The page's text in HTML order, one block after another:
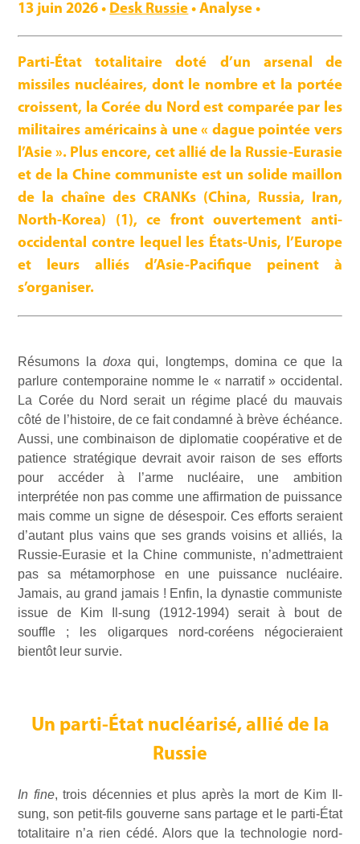
13 juin 2026 • Desk Russie • Analyse •
Parti-État totalitaire doté d’un arsenal de
missiles nucléaires, dont le nombre et la portée
croissent, la Corée du Nord est comparée par les
militaires américains à une « dague pointée vers
l’Asie ». Plus encore, cet allié de la Russie-Eurasie
et de la Chine communiste est un solide maillon
de la chaîne des CRANKs (China, Russia, Iran,
North-Korea) (1), ce front ouvertement anti-
occidental contre lequel les États-Unis, l’Europe
et leurs alliés d’Asie-Pacifique peinent à
s’organiser.
Résumons ladoxa qui, longtemps, domina ce que la
parlure contemporaine nomme le « narratif » occidental.
La Corée du Nord serait un régime placé du mauvais
côté de l’histoire, de ce fait condamné à brève échéance.
Aussi, une combinaison de diplomatie coopérative et de
patience stratégique devrait avoir raison de ses efforts
pour accéder à l’arme nucléaire, une ambition
interprétée non pas comme une affirmation de puissance
mais comme un signe de désespoir. Ces efforts seraient
d’autant plus vains que ses grands voisins et alliés, la
Russie-Eurasie et la Chine communiste, n’admettraient
pas sa métamorphose en une puissance nucléaire.
Jamais, au grand jamais ! Enfin, la dynastie communiste
issue de Kim Il-sung (1912-1994) serait à bout de
souffle ; les oligarques nord-coréens négocieraient
bientôt leur survie.
Un parti-État nucléarisé, allié de la
Russie
In fine, trois décennies et plus après la mort de Kim Il-
sung, son petit-fils gouverne sans partage et le parti-État
totalitaire n’a rien cédé. Alors que la technologie nord-